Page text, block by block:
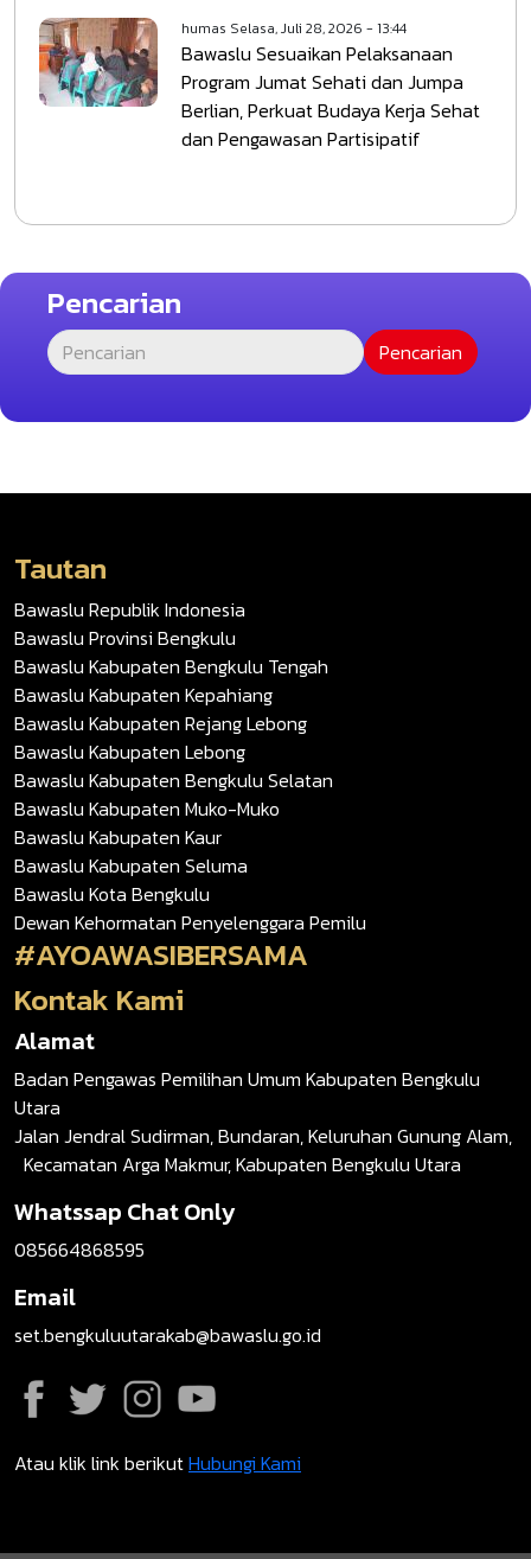
humas Selasa, Juli 28, 2026 - 13:44
Bawaslu Sesuaikan Pelaksanaan
Program Jumat Sehati dan Jumpa
Berlian, Perkuat Budaya Kerja Sehat
dan Pengawasan Partisipatif
Pencarian
Tautan
Bawaslu Republik Indonesia
Bawaslu Provinsi Bengkulu
Bawaslu Kabupaten Bengkulu Tengah
Bawaslu Kabupaten Kepahiang
Bawaslu Kabupaten Rejang Lebong
Bawaslu Kabupaten Lebong
Bawaslu Kabupaten Bengkulu Selatan
Bawaslu Kabupaten Muko-Muko
Bawaslu Kabupaten Kaur
Bawaslu Kabupaten Seluma
Bawaslu Kota Bengkulu
Dewan Kehormatan Penyelenggara Pemilu
#AYOAWASIBERSAMA
Kontak Kami
Alamat
Badan Pengawas Pemilihan Umum Kabupaten Bengkulu
Utara
Jalan Jendral Sudirman, Bundaran, Keluruhan Gunung Alam,
Kecamatan Arga Makmur, Kabupaten Bengkulu Utara
Whatssap Chat Only
085664868595
Email
set.bengkuluutarakab@bawaslu.go.id
Atau klik link berikutHubungi Kami